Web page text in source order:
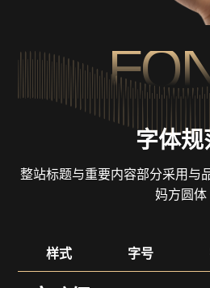
字体规
整站标题与重要内容部分采用与
妈方圆体
样式 字号